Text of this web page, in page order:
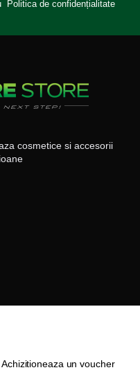
Politica de confidențialitate
cosmetice si accesorii
Achizitioneaza un voucher